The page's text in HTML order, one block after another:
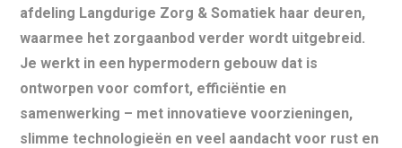
afdeling Langdurige Zorg & Somatiek haar deuren,
waarmee het zorgaanbod verder wordt uitgebreid.
Je werkt in een hypermodern gebouw dat is
ontworpen voor comfort, efficiëntie en
samenwerking – met innovatieve voorzieningen,
slimme technologieën en veel aandacht voor rust en